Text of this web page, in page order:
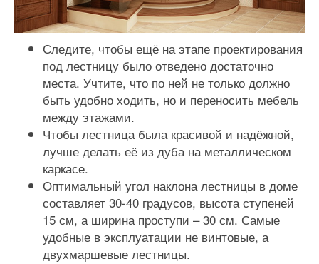
Следите, чтобы ещё на этапе проектирования
под лестницу было отведено достаточно
места. Учтите, что по ней не только должно
быть удобно ходить, но и переносить мебель
между этажами.
Чтобы лестница была красивой и надёжной,
лучше делать её из дуба на металлическом
каркасе.
Оптимальный угол наклона лестницы в доме
составляет 30-40 градусов, высота ступеней
15 см, а ширина проступи – 30 см. Самые
удобные в эксплуатации не винтовые, а
двухмаршевые лестницы.